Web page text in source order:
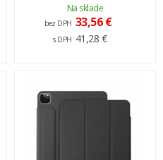
Na sklade
bez DPH 33,56 €
s DPH 41,28 €